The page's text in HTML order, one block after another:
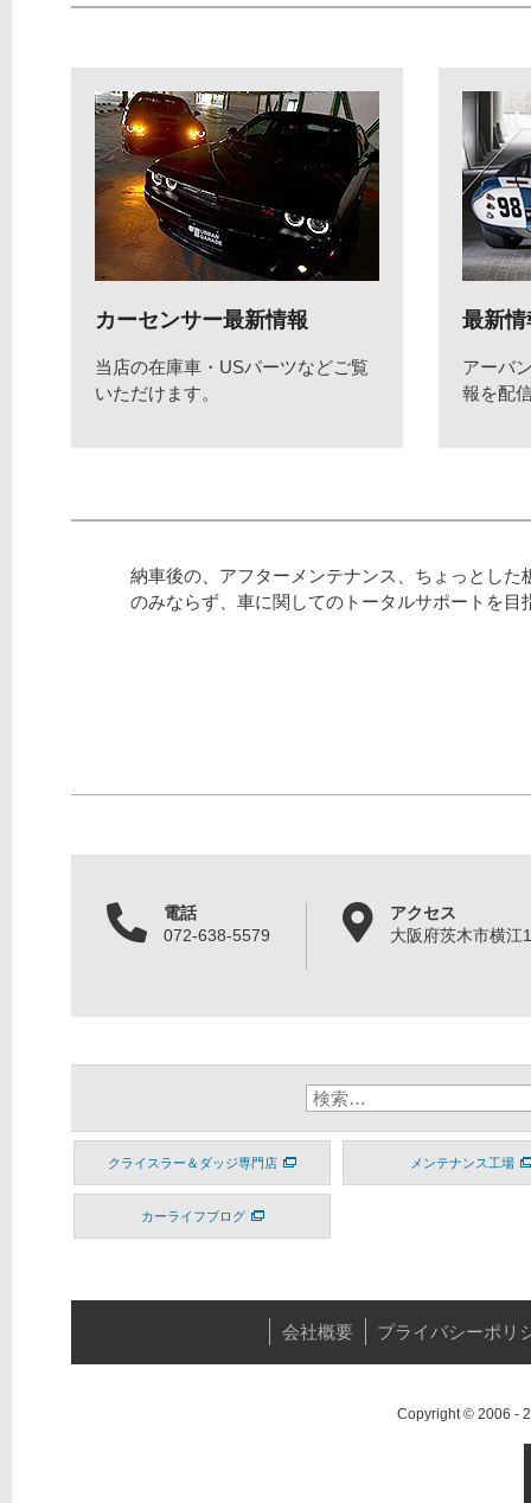
カーセンサー最新情報
当店の在庫車・USパーツなどご覧
いただけます。
最新情
アーバ
報を配
納車後の、アフターメンテナンス、ちょっとした
のみならず、車に関してのトータルサポートを目
電話
072-638-5579
アクセス
大阪府茨木市横江
クライスラー＆ダッジ専門店 メンテナンス工場
カーライフブログ
会社概要 プライバシーポリ
Copyright © 2006 -